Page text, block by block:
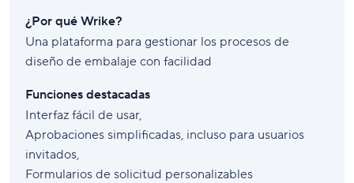
¿Por qué Wrike?
Una plataforma para gestionar los procesos de
diseño de embalaje con facilidad
Funciones destacadas
Interfaz fácil de usar,
Aprobaciones simplificadas, incluso para usuarios
invitados,
Formularios de solicitud personalizables